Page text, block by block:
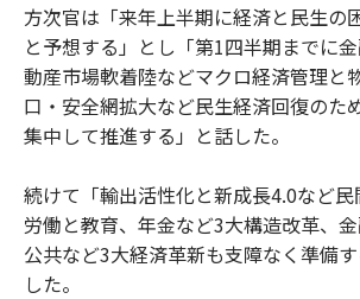
方次官は「来年上半期に経済と民生の
と予想する」とし「第1四半期までに
動産市場軟着陸などマクロ経済管理と
口・安全網拡大など民生経済回復のた
集中して推進する」と話した。
続けて「輸出活性化と新成長4.0など
労働と教育、年金など3大構造改革、金
公共など3大経済革新も支障なく準備
した。